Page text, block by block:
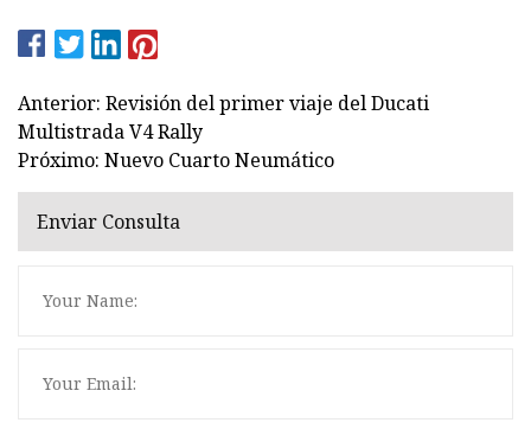
Anterior: Revisión del primer viaje del Ducati
Multistrada V4 Rally
Próximo: Nuevo Cuarto Neumático
Enviar Consulta